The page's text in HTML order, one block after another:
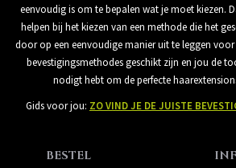
eenvoudig is om te bepalen wat je moet kiezen.
helpen bij het kiezen van een methode die het
door op een eenvoudige manier uit te leggen voor
bevestigingsmethodes geschikt zijn en jou de
nodigt hebt om de perfecte
Gids voor jou: ZO VIND JE DE JUISTE
BESTEL